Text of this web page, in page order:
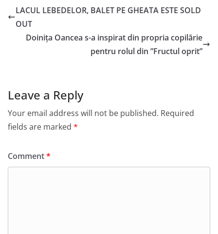
LACUL LEBEDELOR, BALET PE GHEATA ESTE SOLD
OUT
Doinița Oancea s-a inspirat din propria copilărie
pentru rolul din ”Fructul oprit”
Leave a Reply
Your email address will not be published. Required
fields are marked *
Comment*